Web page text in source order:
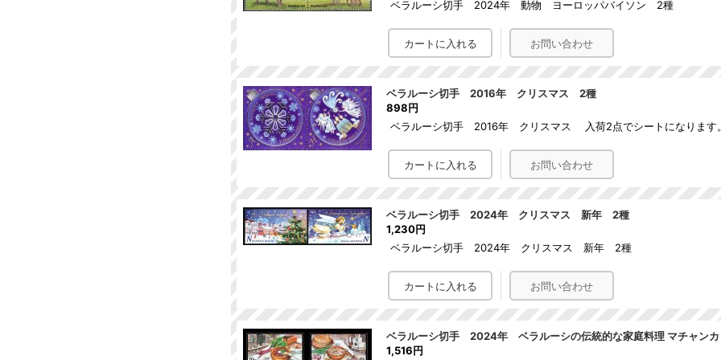
ベラルーシ切手 2024年 動物 ヨーロッパバイソン 2種
ベラルーシ切手 2016年 クリスマス 2種
898円
ベラルーシ切手 2016年 クリスマス 入荷2点でシートになります
ベラルーシ切手 2024年 クリスマス 新年 2種
1,230円
ベラルーシ切手 2024年 クリスマス 新年 2種
ベラルーシ切手 2024年 ベラルーシの伝統的な家庭料理 マチャンカ
1,516円